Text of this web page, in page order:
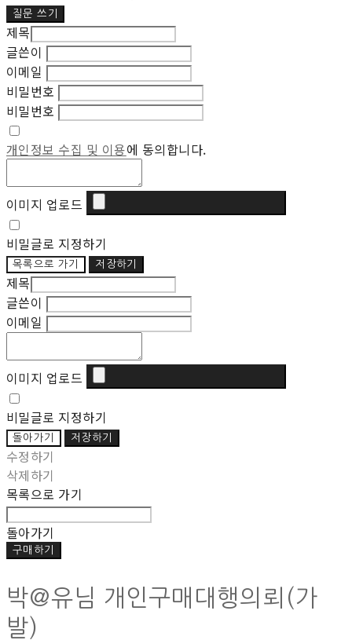
질문 쓰기
제목
글쓴이
이메일
비밀번호
비밀번호
개인정보 수집 및 이용에 동의합니다.
이미지 업로드
비밀글로 지정하기
목록으로 가기 저장하기
제목
글쓴이
이메일
이미지 업로드
비밀글로 지정하기
돌아가기 저장하기
수정하기
삭제하기
목록으로 가기
돌아가기
구매하기
박@유님 개인구매대행의뢰(가
발)